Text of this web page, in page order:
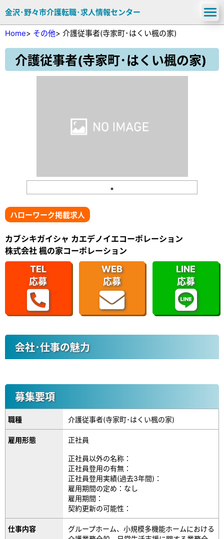
金沢･野々市介護転職･求人情報センター
Home> その他> 介護従事者(寺家町･はくい楓の家)
介護従事者(寺家町･はくい楓の家)
ハローワーク掲載求人
カブシキガイシャ カエデノイエコーポレーション
株式会社 楓の家コーポレーション
TEL
応募
WEB
応募
LINE
応募
会社･仕事の魅力
募集要項
職種 介護従事者(寺家町･はくい楓の家)
雇用形態 正社員
正社員以外の名称：
正社員登用の有無：
正社員登用実績(過去3年間)：
雇用期間の定め：なし
雇用期間：
契約更新の可能性：
仕事内容
グループホーム、小規模多機能ホームにおける